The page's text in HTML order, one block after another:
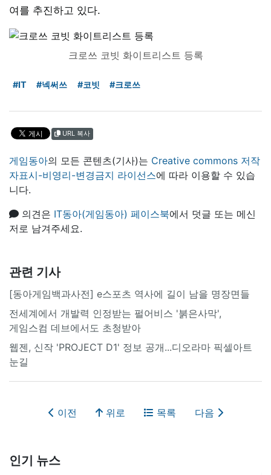
여를 추진하고 있다.
크로쓰 코빗 화이트리스트 등록
#IT #넥써쓰 #코빗 #크로쓰
URL 복사
게임동아의 모든 콘텐츠(기사)는 Creative commons 저작
자표시-비영리-변경금지 라이선스에 따라 이용할 수 있습
니다.
의견은 IT동아(게임동아) 페이스북에서 덧글 또는 메신
저로 남겨주세요.
관련 기사
[동아게임백과사전] e스포츠 역사에 길이 남을 명장면들
전세계에서 개발력 인정받는 펄어비스 '붉은사막',
게임스컴 데브에서도 초청받아
웹젠, 신작 'PROJECT D1' 정보 공개...디오라마 픽셀아트
눈길
이전 위로 목록 다음
인기 뉴스